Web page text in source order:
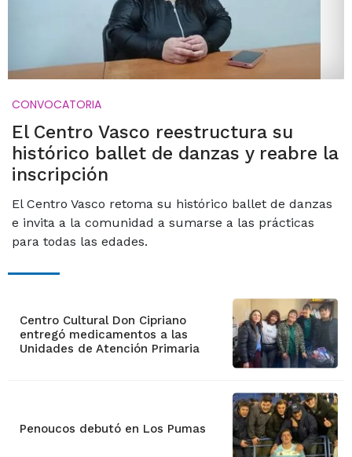
CONVOCATORIA
El Centro Vasco reestructura su
histórico ballet de danzas y reabre la
inscripción
El Centro Vasco retoma su histórico ballet de danzas
e invita a la comunidad a sumarse a las prácticas
para todas las edades.
Centro Cultural Don Cipriano
entregó medicamentos a las
Unidades de Atención Primaria
Penoucos debutó en Los Pumas